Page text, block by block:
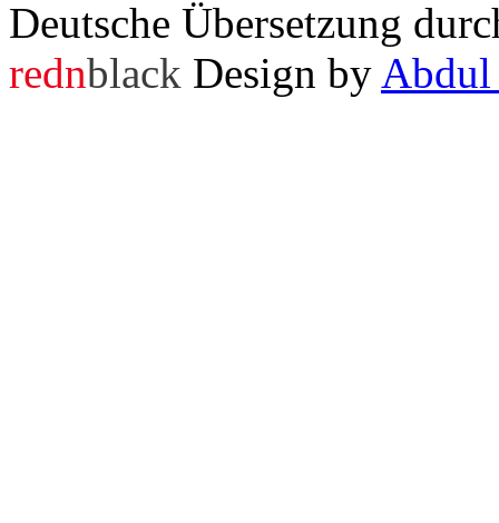
Deutsche Übersetzung
rednblack Design by Abdul